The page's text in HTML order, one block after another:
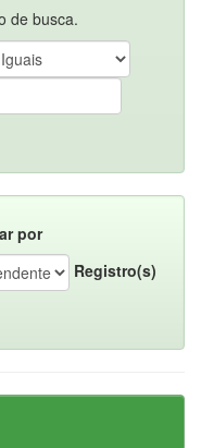
de busca.
por
Registro(s)